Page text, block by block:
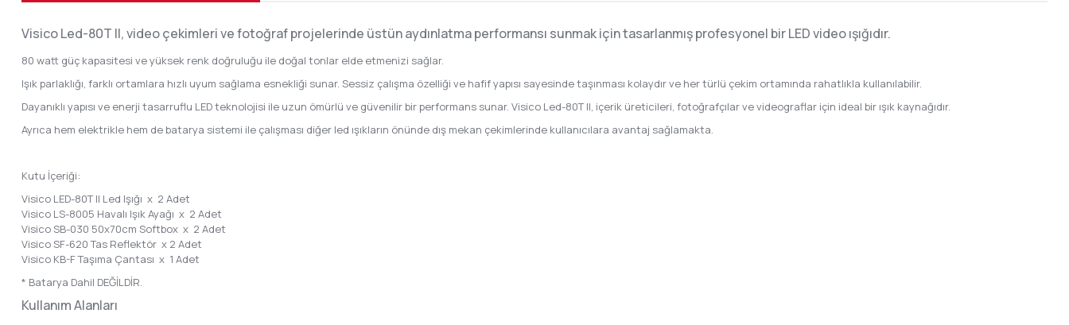
Visico Led-80T II, video çekimleri ve fotoğraf projelerinde üstün aydınlatma performansı sunmak için tasarlanmış profesyonel bir LED video ışığıdır.
80 watt güç kapasitesi ve yüksek renk doğruluğu ile doğal tonlar elde etmenizi sağlar.
Işık parlaklığı, farklı ortamlara hızlı uyum sağlama esnekliği sunar. Sessiz çalışma özelliği ve hafif yapısı sayesinde taşınması kolaydır ve her türlü çekim ortamında rahatlıkla kullanılabilir.
Dayanıklı yapısı ve enerji tasarruflu LED teknolojisi ile uzun ömürlü ve güvenilir bir performans sunar. Visico Led-80T II, içerik üreticileri, fotoğrafçılar ve videograflar için ideal bir ışık kaynağıdır.
Ayrıca hem elektrikle hem de batarya sistemi ile çalışması diğer led ışıkların önünde dış mekan çekimlerinde kullanıcılara avantaj sağlamakta.
Kutu İçeriği:
Visico LED-80T II Led Işığı x 2 Adet
Visico LS-8005 Havalı Işık Ayağı x 2 Adet
Visico SB-030 50x70cm Softbox x 2 Adet
Visico SF-620 Tas Reflektör x 2 Adet
Visico KB-F Taşıma Çantası x 1 Adet
* Batarya Dahil DEĞİLDİR.
Kullanım Alanları